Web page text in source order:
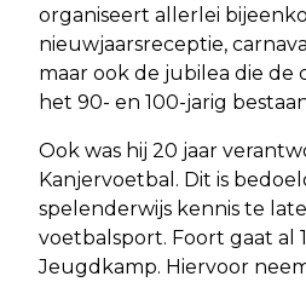
organiseert allerlei
nieuwjaarsreceptie,
maar ook de jubilea die de
het 90- en 100-jarig
Ook was hij 20 jaar
Kanjervoetbal. Dit is
spelenderwijs kennis te
voetbalsport. Foort gaat al
Jeugdkamp. Hiervoor